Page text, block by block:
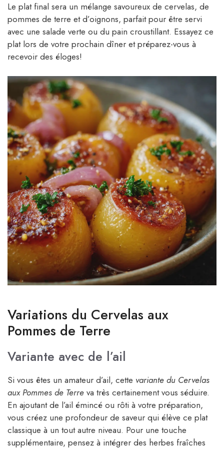
Le plat final sera un mélange savoureux de cervelas, de
pommes de terre et d’oignons, parfait pour être servi
avec une salade verte ou du pain croustillant. Essayez ce
plat lors de votre prochain dîner et préparez-vous à
recevoir des éloges!
Variations du Cervelas aux
Pommes de Terre
Variante avec de l’ail
Si vous êtes un amateur d’ail, cette variante du Cervelas
aux Pommes de Terre va très certainement vous séduire.
En ajoutant de l’ail émincé ou rôti à votre préparation,
vous créez une profondeur de saveur qui élève ce plat
classique à un tout autre niveau. Pour une touche
supplémentaire, pensez à intégrer des herbes fraîches